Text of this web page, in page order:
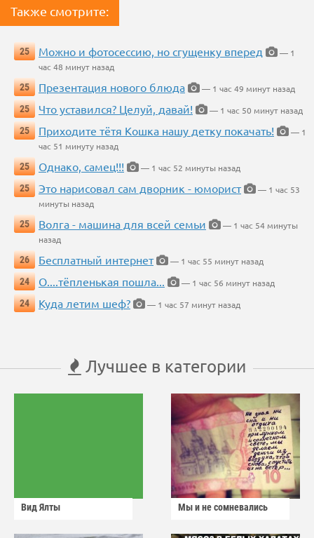
Также смотрите:
25 Можно и фотосессию, но сгущенку вперед
— 1
час 48 минут назад
25
Презентация нового блюда
— 1 час 49 минут назад
25
Что уставился? Целуй, давай!
— 1 час 50 минут назад
25
Приходите тётя Кошка нашу детку покачать!
— 1
час 51 минуту назад
25
Однако, самец!!!
— 1 час 52 минуты назад
25
Это нарисовал сам дворник - юморист
— 1 час 53
минуты назад
25
Волга - машина для всей семьи
— 1 час 54 минуты
назад
26
Бесплатный интернет
— 1 час 55 минут назад
24
О....тёпленькая пошла...
— 1 час 56 минут назад
24
Куда летим шеф? — 1 час 57 минут назад
Лучшее в категории
Вид Ялты Мы и не сомневались